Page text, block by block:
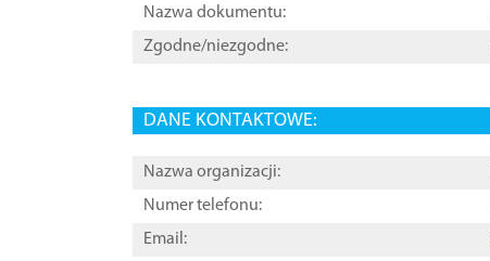
Nazwa dokumentu:
Zgodne/niezgodne:
DANE KONTAKTOWE:
Nazwa organizacji:
Numer telefonu:
Email: